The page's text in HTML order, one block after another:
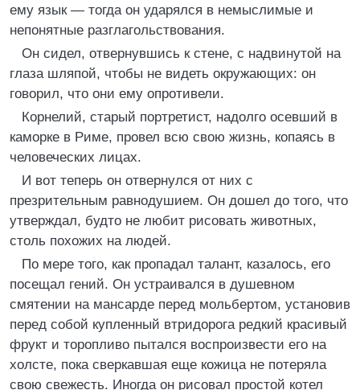
ему язык — тогда он ударялся в немыслимые и
непонятные разглагольствования.
Он сидел, отвернувшись к стене, с надвинутой на
глаза шляпой, чтобы не видеть окружающих: он
говорил, что они ему опротивели.
Корнелий, старый портретист, надолго осевший в
каморке в Риме, провел всю свою жизнь, копаясь в
человеческих лицах.
И вот теперь он отвернулся от них с
презрительным равнодушием. Он дошел до того, что
утверждал, будто не любит рисовать животных,
столь похожих на людей.
По мере того, как пропадал талант, казалось, его
посещал гений. Он устраивался в душевном
смятении на мансарде перед мольбертом, установив
перед собой купленный втридорога редкий красивый
фрукт и торопливо пытался воспроизвести его на
холсте, пока сверкавшая еще кожица не потеряла
свою свежесть. Иногда он рисовал простой котел